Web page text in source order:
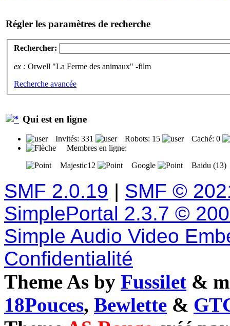
Régler les paramètres de recherche
Rechercher:
ex : Orwell "La Ferme des animaux" -film
Recherche avancée
Qui est en ligne
Invités: 331 Robots: 15
Caché: 0
Membres en ligne:
Majestic12
Google Baidu (13)
SMF 2.0.19 | SMF ©
SimplePortal 2.3.7 ©
Simple Audio Video
Confidentialité
Theme As by Fussilet &
18Pouces, Bewlette &